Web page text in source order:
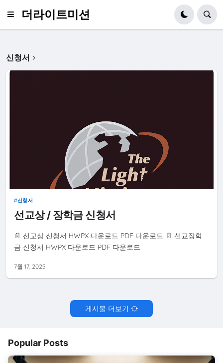
더라이트미션
신청서
신청서
선교상 / 장학금 신청서
📄 선교상 신청서 HWPX 다운로드 PDF 다운로드 📄 선교장학
금 신청서 HWPX 다운로드 PDF 다운로드
7월 17, 2025
게시물 더보기
Popular Posts